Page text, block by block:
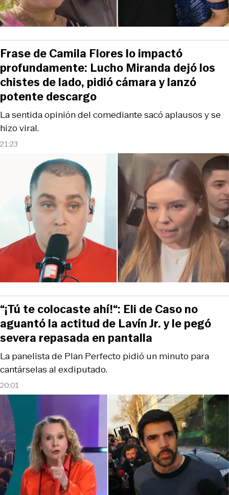
21:23
La sentida opinión del comediante sacó aplausos y se
hizo viral.
Frase de Camila Flores lo impactó
profundamente: Lucho Miranda dejó los
chistes de lado, pidió cámara y lanzó
potente descargo
20:01
La panelista de Plan Perfecto pidió un minuto para
cantárselas al exdiputado.
“¡Tú te colocaste ahí!“: Eli de Caso no
aguantó la actitud de Lavín Jr. y le pegó
severa repasada en pantalla